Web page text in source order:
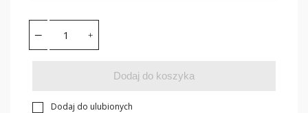
Dodaj do koszyka
Dodaj do ulubionych